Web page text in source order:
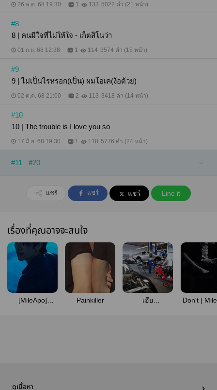
26 พ.ค. 68 19:30 1 133 5022 คำ (21 หน้า)
#8
8 | คนมีใจที่ไม่ให้ใจ - เก็ตสิโนว่า
01 ก.ย. 68 12:38 1 114 3574 คำ (15 หน้า)
#9
9 | ไม่เป็นไรหรอก(เป็น) ผมโอเค(ง้อด้วย)
02 ต.ค. 68 21:00 2 113 3418 คำ (14 หน้า)
#10
10 | The trouble is I love you so
17 มิ.ย. 68 19:30 1 118 5776 คำ (24 หน้า)
#11 - #20
แชร์ แชร์ แชร์ Line it
เรื่องที่คุณอาจจะสนใจ
[MileApo]
Painkiller
เฮีย
Don't |
ดูเนื้อหา